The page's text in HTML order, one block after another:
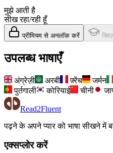
मुझे आती है
सीख रहा/रही हूँ
प्रीमियम से अनलॉक करें
उपलब्ध भाषाएँ
अंग्रेज़ी अरबी फ़्रेंच जर्मन
पुर्तगाली
कोरियाई चीनी
Read2Fluent
पढ़ने के अपने प्यार को भाषा सीखने में
एक्सप्लोर करें